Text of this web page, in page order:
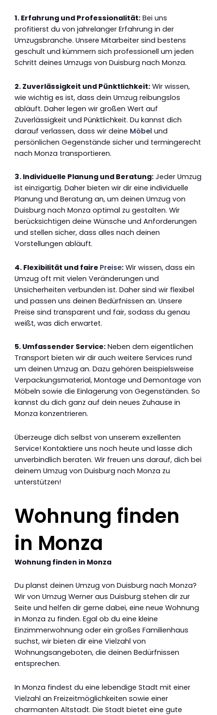
1. Erfahrung und Professionalität: Bei uns
profitierst du von jahrelanger Erfahrung in der
Umzugsbranche. Unsere Mitarbeiter sind bestens
geschult und kümmern sich professionell um jeden
Schritt deines Umzugs von Duisburg nach Monza.
2. Zuverlässigkeit und Pünktlichkeit: Wir wissen,
wie wichtig es ist, dass dein Umzug reibungslos
abläuft. Daher legen wir großen Wert auf
Zuverlässigkeit und Pünktlichkeit. Du kannst dich
darauf verlassen, dass wir deine Möbel und
persönlichen Gegenstände sicher und termingerecht
nach Monza transportieren.
3. Individuelle Planung und Beratung: Jeder Umzug
ist einzigartig. Daher bieten wir dir eine individuelle
Planung und Beratung an, um deinen Umzug von
Duisburg nach Monza optimal zu gestalten. Wir
berücksichtigen deine Wünsche und Anforderungen
und stellen sicher, dass alles nach deinen
Vorstellungen abläuft.
4. Flexibilität und faire Preise: Wir wissen, dass ein
Umzug oft mit vielen Veränderungen und
Unsicherheiten verbunden ist. Daher sind wir flexibel
und passen uns deinen Bedürfnissen an. Unsere
Preise sind transparent und fair, sodass du genau
weißt, was dich erwartet.
5. Umfassender Service: Neben dem eigentlichen
Transport bieten wir dir auch weitere Services rund
um deinen Umzug an. Dazu gehören beispielsweise
Verpackungsmaterial, Montage und Demontage von
Möbeln sowie die Einlagerung von Gegenständen. So
kannst du dich ganz auf dein neues Zuhause in
Monza konzentrieren.
Überzeuge dich selbst von unserem exzellenten
Service! Kontaktiere uns noch heute und lasse dich
unverbindlich beraten. Wir freuen uns darauf, dich bei
deinem Umzug von Duisburg nach Monza zu
unterstützen!
Wohnung finden
in Monza
Wohnung finden in Monza
Du planst deinen Umzug von Duisburg nach Monza?
Wir von Umzug Werner aus Duisburg stehen dir zur
Seite und helfen dir gerne dabei, eine neue Wohnung
in Monza zu finden. Egal ob du eine kleine
Einzimmerwohnung oder ein großes Familienhaus
suchst, wir bieten dir eine Vielzahl von
Wohnungsangeboten, die deinen Bedürfnissen
entsprechen.
In Monza findest du eine lebendige Stadt mit einer
Vielzahl an Freizeitmöglichkeiten sowie einer
charmanten Altstadt. Die Stadt bietet eine gute